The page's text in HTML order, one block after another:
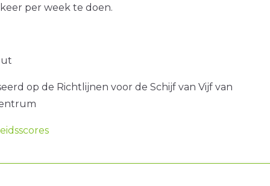
per week te doen.
op de Richtlijnen voor de Schijf van Vijf van